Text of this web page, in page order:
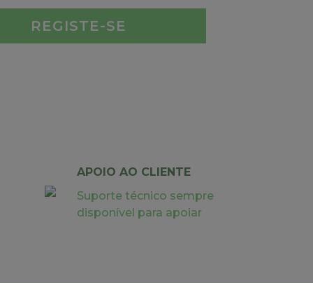
REGISTE-SE
APOIO AO CLIENTE
Suporte técnico sempre
disponível para apoiar